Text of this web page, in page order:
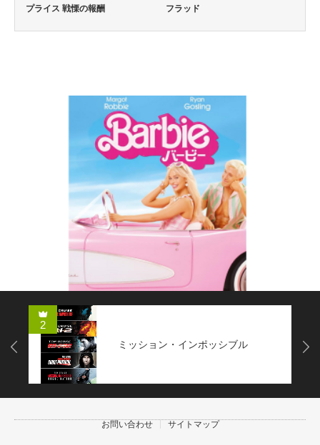
プライス 戦慄の報酬 フラッド
2
ミッション・インポッシブル
Next
お問い合わせ サイトマップ